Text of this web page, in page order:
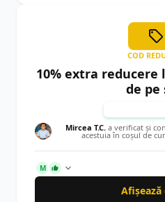
COD
10% extra reducere
de pe
Mircea T.C. a verificat și
acestuia în coșul de
M
Afișează